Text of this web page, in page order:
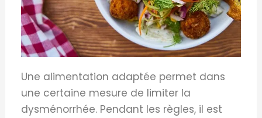
Une alimentation adaptée permet dans
une certaine mesure de limiter la
dysménorrhée. Pendant les règles, il est